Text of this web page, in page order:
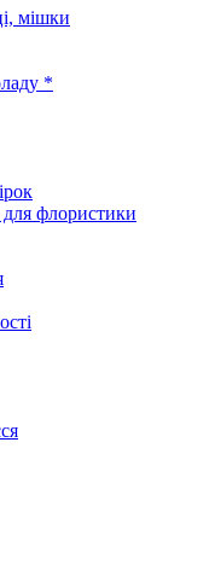
мішки
*
для флористики